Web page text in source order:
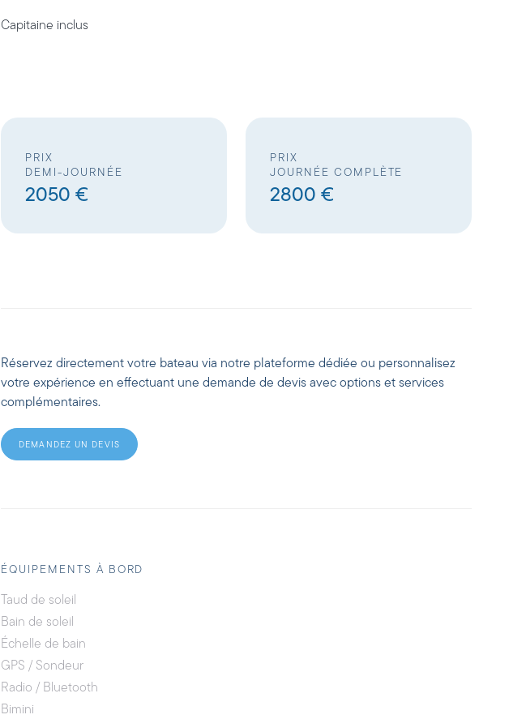
Capitaine inclus
PRIX
DEMI-JOURNÉE
2050 €
PRIX
JOURNÉE COMPLÈTE
2800 €
Réservez directement votre bateau via notre plateforme dédiée ou personnalisez
votre expérience en effectuant une demande de devis avec options et services
complémentaires.
DEMANDEZ UN DEVIS
ÉQUIPEMENTS À BORD
Taud de soleil
Bain de soleil
Échelle de bain
GPS / Sondeur
Radio / Bluetooth
Bimini